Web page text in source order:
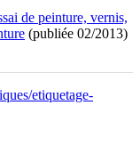
de peinture, vernis,
(publiée 02/2013)
etiquetage-